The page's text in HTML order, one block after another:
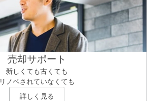
売却サポート
新しくても古くても
リノベされていなくても
詳しく見る